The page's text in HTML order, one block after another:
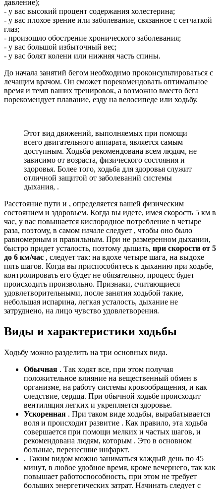
давление);
- у вас высокий процент содержания холестерина;
- у вас плохое зрение или заболевание, связанное с сетчаткой
глаз;
- произошло обострение хронического заболевания;
- у вас большой избыточный вес;
- у вас болят колени или нижняя часть спины.
До начала занятий бегом необходимо проконсультироваться с
лечащим врачом. Он сможет порекомендовать оптимальное
время и темп ваших тренировок, а возможно вместо бега
порекомендует плавание, езду на велосипеде или ходьбу.
Этот вид движений, выполняемых при помощи
всего двигательного аппарата, является самым
доступным. Ходьба рекомендована всем людям, не
зависимо от возраста, физического состояния и
здоровья. Более того, ходьба для здоровья служит
отличной защитой от заболеваний системы
дыхания, .
Расстояние пути и , определяется вашей физическим
состоянием и здоровьем. Когда вы идете, имея скорость 5 км в
час, у вас повышается кислородное потребление в четыре
раза, поэтому, в самом начале следует , чтобы оно было
равномерным и правильным. При не размеренном дыхании,
быстро придет усталость, поэтому дышать, при скорости от 5
до 6 км/час , следует так: на вдохе четыре шага, на выдохе
пять шагов. Когда вы приспособитесь к дыханию при ходьбе,
контролировать его будет не обязательно, процесс будет
происходить произвольно. Признаки, считающиеся
удовлетворительными, после занятия ходьбой такие,
небольшая испарина, легкая усталость, дыхание не
затруднено, на лицо чувство удовлетворения.
Виды и характеристики ходьбы
Ходьбу можно разделить на три основных вида.
Обычная . Так ходят все, при этом получая
положительное влияние на вещественный обмен в
организме, на работу системы кровообращения, и как
следствие, сердца. При обычной ходьбе происходит
вентиляция легких и укрепляется здоровье.
Ускоренная . При таком виде ходьбы, вырабатывается
воля и происходит развитие . Как правило, эта ходьба
совершается при помощи мелких и частых шагов, и
рекомендована людям, которым . Это в основном
больные, перенесшие инфаркт.
. Таким видом можно заниматься каждый день по 45
минут, в любое удобное время, кроме вечернего, так как
повышает работоспособность, при этом не требует
больших энергетических затрат. Начинать следует с